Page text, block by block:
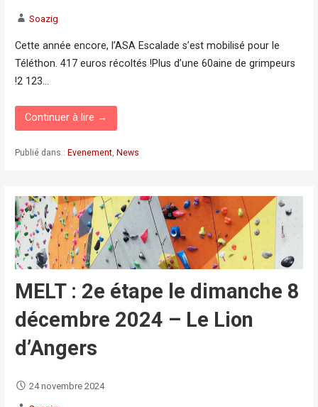
Soazig
Cette année encore, l’ASA Escalade s’est mobilisé pour le
Téléthon. 417 euros récoltés !Plus d’une 60aine de grimpeurs
!2 123…
Continuer à lire →
Publié dans : Evenement, News
MELT : 2e étape le dimanche 8
décembre 2024 – Le Lion
d’Angers
24 novembre 2024